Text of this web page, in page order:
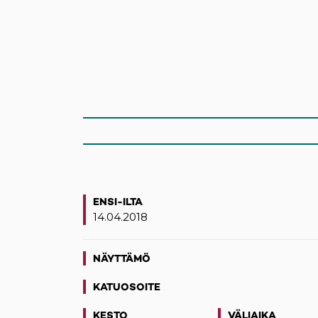
ENSI-ILTA
14.04.2018
NÄYTTÄMÖ
KATUOSOITE
KESTO VÄLIAIKA